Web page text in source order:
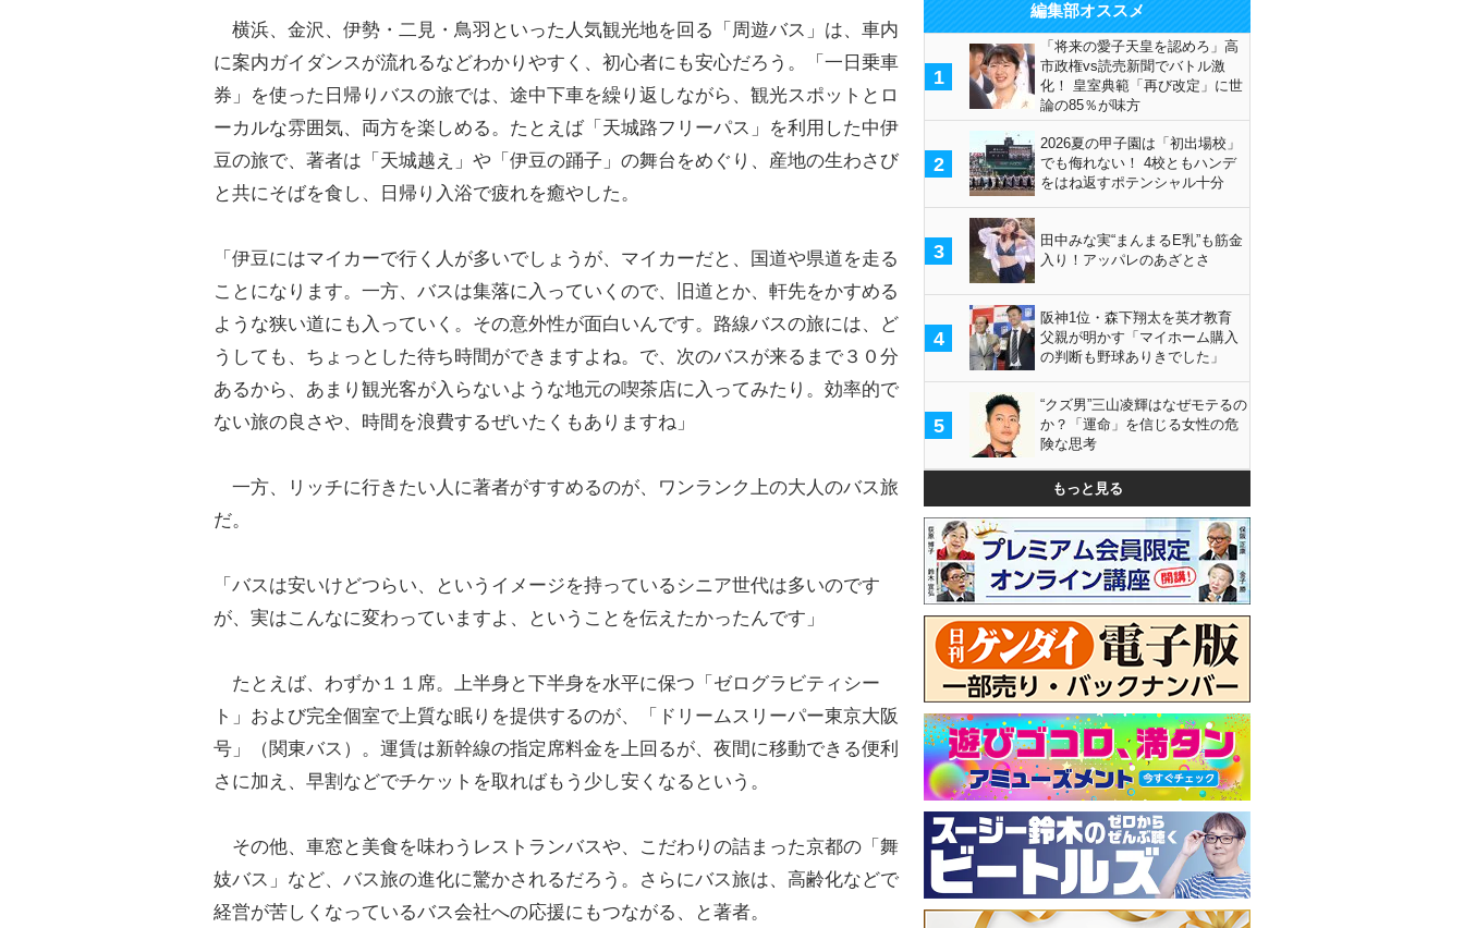
横浜、金沢、伊勢・二見・鳥羽といった人気観光地を回る「周遊バス」は、車内
に案内ガイダンスが流れるなどわかりやすく、初心者にも安心だろう。「一日乗車
券」を使った日帰りバスの旅では、途中下車を繰り返しながら、観光スポットとロ
ーカルな雰囲気、両方を楽しめる。たとえば「天城路フリーパス」を利用した中伊
豆の旅で、著者は「天城越え」や「伊豆の踊子」の舞台をめぐり、産地の生わさび
と共にそばを食し、日帰り入浴で疲れを癒やした。
「伊豆にはマイカーで行く人が多いでしょうが、マイカーだと、国道や県道を走る
ことになります。一方、バスは集落に入っていくので、旧道とか、軒先をかすめる
ような狭い道にも入っていく。その意外性が面白いんです。路線バスの旅には、ど
うしても、ちょっとした待ち時間ができますよね。で、次のバスが来るまで３０分
あるから、あまり観光客が入らないような地元の喫茶店に入ってみたり。効率的で
ない旅の良さや、時間を浪費するぜいたくもありますね」
一方、リッチに行きたい人に著者がすすめるのが、ワンランク上の大人のバス旅
だ。
「バスは安いけどつらい、というイメージを持っているシニア世代は多いのです
が、実はこんなに変わっていますよ、ということを伝えたかったんです」
たとえば、わずか１１席。上半身と下半身を水平に保つ「ゼログラビティシー
ト」および完全個室で上質な眠りを提供するのが、「ドリームスリーパー東京大阪
号」（関東バス）。運賃は新幹線の指定席料金を上回るが、夜間に移動できる便利
さに加え、早割などでチケットを取ればもう少し安くなるという。
その他、車窓と美食を味わうレストランバスや、こだわりの詰まった京都の「舞
妓バス」など、バス旅の進化に驚かされるだろう。さらにバス旅は、高齢化などで
経営が苦しくなっているバス会社への応援にもつながる、と著者。
編集部オススメ
1
「将来の愛子天皇を認めろ」高
市政権vs読売新聞でバトル激
化！ 皇室典範「再び改定」に世
論の85％が味方
2
2026夏の甲子園は「初出場校」
でも侮れない！ 4校ともハンデ
をはね返すポテンシャル十分
3
田中みな実“まんまるE乳”も筋金
入り！アッパレのあざとさ
4
阪神1位・森下翔太を英才教育
父親が明かす「マイホーム購入
の判断も野球ありきでした」
5
“クズ男”三山凌輝はなぜモテるの
か？「運命」を信じる女性の危
険な思考
もっと見る